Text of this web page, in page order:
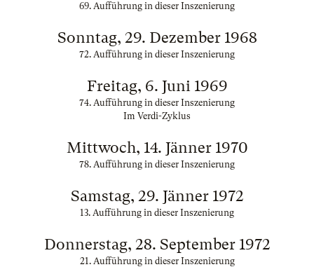
69. Aufführung in dieser Inszenierung
Sonntag, 29. Dezember 1968
72. Aufführung in dieser Inszenierung
Freitag, 6. Juni 1969
74. Aufführung in dieser Inszenierung
Im Verdi-Zyklus
Mittwoch, 14. Jänner 1970
78. Aufführung in dieser Inszenierung
Samstag, 29. Jänner 1972
13. Aufführung in dieser Inszenierung
Donnerstag, 28. September 1972
21. Aufführung in dieser Inszenierung